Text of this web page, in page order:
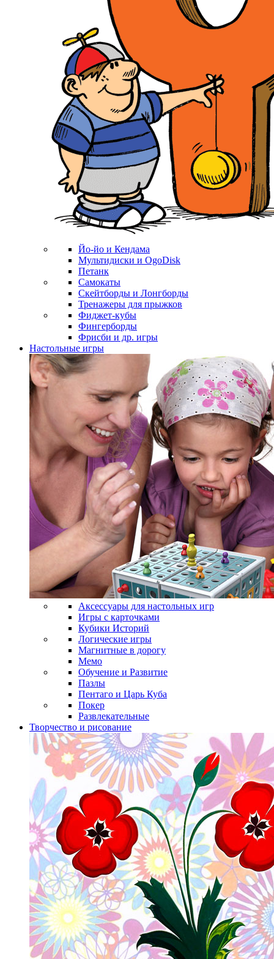
Йо-йо и Кендама
Мультидиски и OgoDisk
Петанк
Самокаты
Скейтборды и Лонгборды
Тренажеры для прыжков
Фиджет-кубы
Фингерборды
Фрисби и др. игры
Настольные игры
Аксессуары для настольных игр
Игры с карточками
Кубики Историй
Логические игры
Магнитные в дорогу
Мемо
Обучение и Развитие
Пазлы
Пентаго и Царь Куба
Покер
Развлекательные
Творчество и рисование